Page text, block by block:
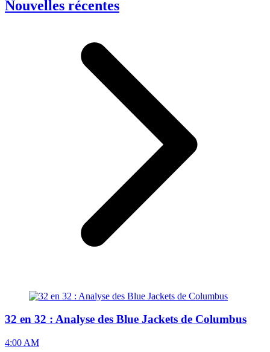
Nouvelles récentes
32 en 32 : Analyse des Blue Jackets de Columbus
4:00 AM